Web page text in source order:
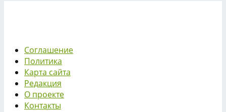
Соглашение
Политика
Карта сайта
Редакция
О проекте
Контакты